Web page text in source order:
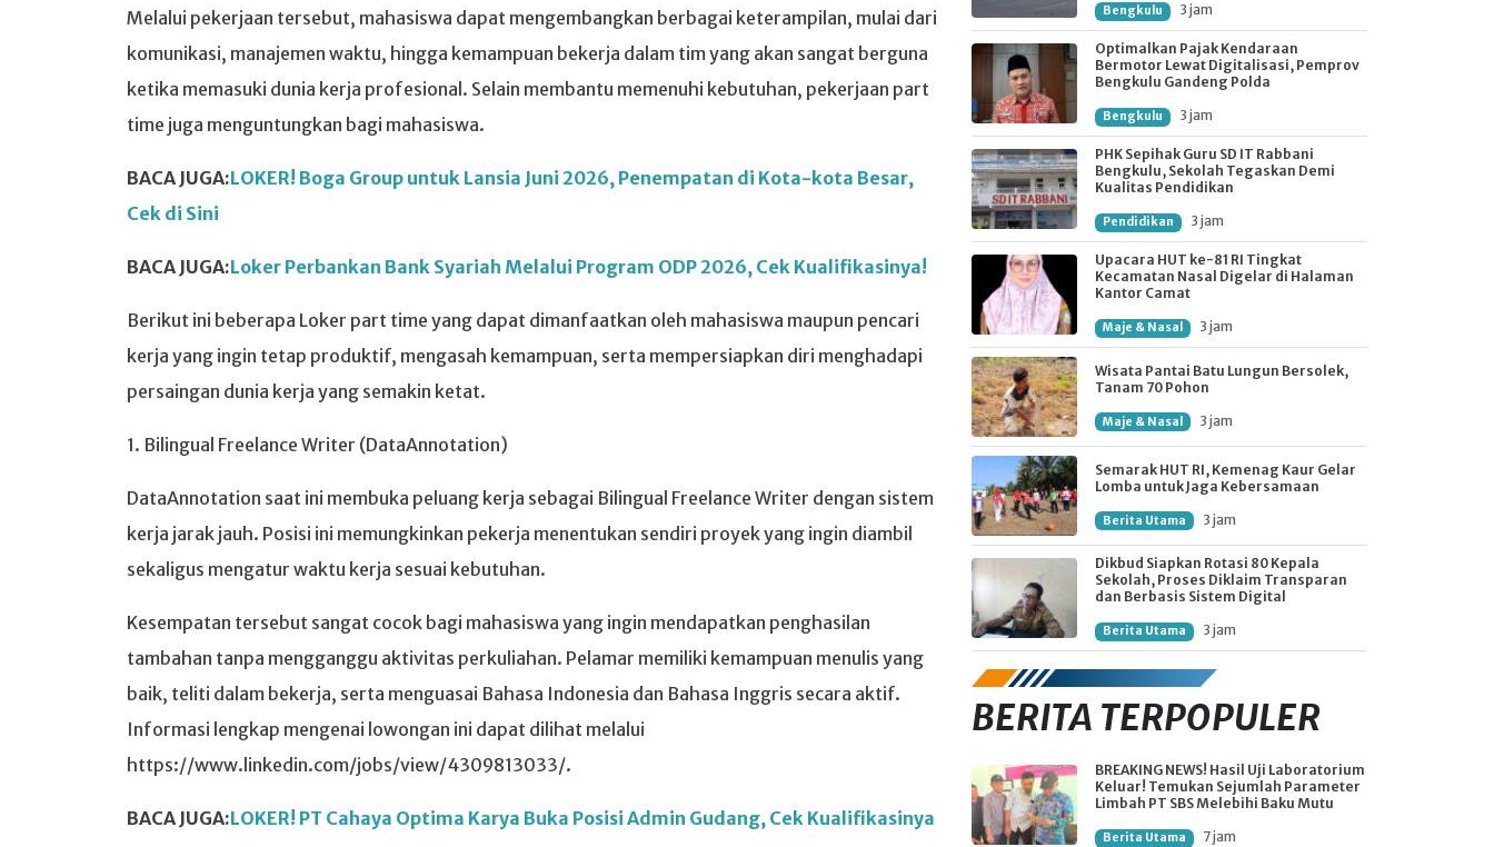
Melalui pekerjaan tersebut, mahasiswa dapat mengembangkan berbagai keterampilan, mulai dari
komunikasi, manajemen waktu, hingga kemampuan bekerja dalam tim yang akan sangat berguna
ketika memasuki dunia kerja profesional. Selain membantu memenuhi kebutuhan, pekerjaan part
time juga menguntungkan bagi mahasiswa.
BACA JUGA:LOKER! Boga Group untuk Lansia Juni 2026, Penempatan di Kota-kota Besar,
Cek di Sini
BACA JUGA:Loker Perbankan Bank Syariah Melalui Program ODP 2026, Cek Kualifikasinya!
Berikut ini beberapa Loker part time yang dapat dimanfaatkan oleh mahasiswa maupun pencari
kerja yang ingin tetap produktif, mengasah kemampuan, serta mempersiapkan diri menghadapi
persaingan dunia kerja yang semakin ketat.
1. Bilingual Freelance Writer (DataAnnotation)
DataAnnotation saat ini membuka peluang kerja sebagai Bilingual Freelance Writer dengan sistem
kerja jarak jauh. Posisi ini memungkinkan pekerja menentukan sendiri proyek yang ingin diambil
sekaligus mengatur waktu kerja sesuai kebutuhan.
Kesempatan tersebut sangat cocok bagi mahasiswa yang ingin mendapatkan penghasilan
tambahan tanpa mengganggu aktivitas perkuliahan. Pelamar memiliki kemampuan menulis yang
baik, teliti dalam bekerja, serta menguasai Bahasa Indonesia dan Bahasa Inggris secara aktif.
Informasi lengkap mengenai lowongan ini dapat dilihat melalui
https://www.linkedin.com/jobs/view/4309813033/.
BACA JUGA:LOKER! PT Cahaya Optima Karya Buka Posisi Admin Gudang, Cek Kualifikasinya
Bengkulu 3 jam
Optimalkan Pajak Kendaraan
Bermotor Lewat Digitalisasi, Pemprov
Bengkulu Gandeng Polda
Bengkulu 3 jam
PHK Sepihak Guru SD IT Rabbani
Bengkulu, Sekolah Tegaskan Demi
Kualitas Pendidikan
Pendidikan 3 jam
Upacara HUT ke-81 RI Tingkat
Kecamatan Nasal Digelar di Halaman
Kantor Camat
Maje & Nasal 3 jam
Wisata Pantai Batu Lungun Bersolek,
Tanam 70 Pohon
Maje & Nasal 3 jam
Semarak HUT RI, Kemenag Kaur Gelar
Lomba untuk Jaga Kebersamaan
Berita Utama 3 jam
Dikbud Siapkan Rotasi 80 Kepala
Sekolah, Proses Diklaim Transparan
dan Berbasis Sistem Digital
Berita Utama 3 jam
BERITA TERPOPULER
BREAKING NEWS! Hasil Uji Laboratorium
Keluar! Temukan Sejumlah Parameter
Limbah PT SBS Melebihi Baku Mutu
Berita Utama 7 jam